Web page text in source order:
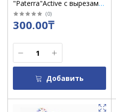
"Paterra"Active с вырезами
в уп 1 шт / 406-006
(0)
300.00₸
Добавить